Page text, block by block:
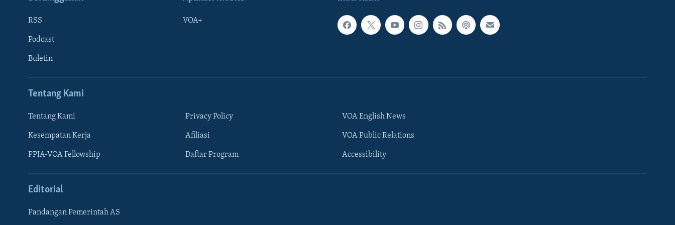
Bahasa-bahasa
RSS
Podcast
Buletin
VOA+
Tentang Kami
Tentang Kami
Kesempatan Kerja
PPIA-VOA Fellowship
Privacy Policy
Afiliasi
Daftar Program
VOA English News
VOA Public Relations
Accessibility
Editorial
Pandangan Pemerintah AS